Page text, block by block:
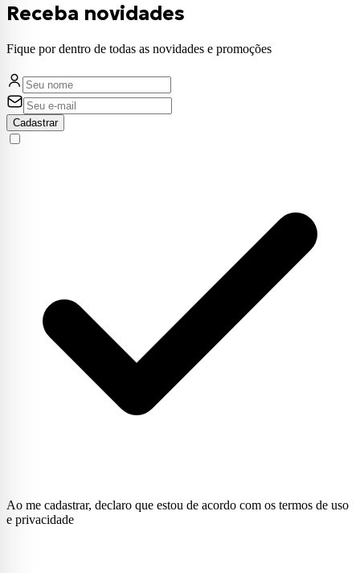
Receba novidades
Fique por dentro de todas as novidades e promoções
Cadastrar
Ao me cadastrar, declaro que estou de acordo com os termos de uso
e privacidade